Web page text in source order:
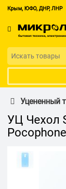
Крым, ЮФО, ДНР, ЛНР
Уцененный
УЦ Чехол